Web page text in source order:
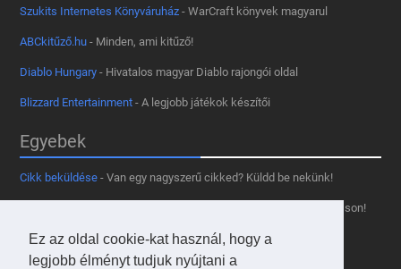
Ez az oldal cookie-kat használ, hogy a
legjobb élményt tudjuk nyújtani a
Szukits Internetes Könyváruház - WarCraft könyvek magyarul
ABCkitűző.hu - Minden, ami kitűző!
Diablo Hungary - Hivatalos magyar Diablo rajongói oldal
Blizzard Entertainment - A legjobb játékok készítői
Egyebek
Cikk beküldése - Van egy nagyszerű cikked? Küldd be nekünk!
- Tetszik az oldal? Segíts, hogy fennmaradhasson!
Kapcsolat, médiaajánlat- Lépj velünk kapcsolatba!